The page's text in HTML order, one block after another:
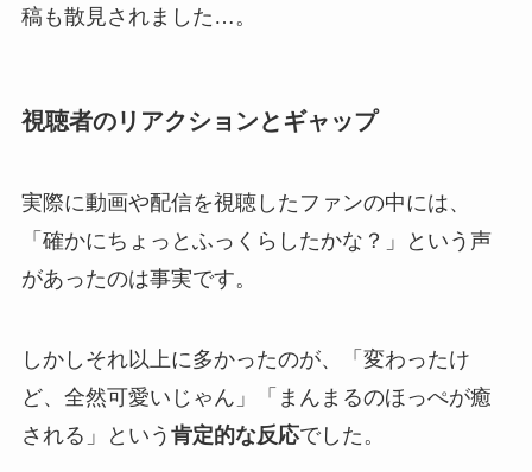
稿も散見されました…。
視聴者のリアクションとギャップ
実際に動画や配信を視聴したファンの中には、
「確かにちょっとふっくらしたかな？」という声
があったのは事実です。
しかしそれ以上に多かったのが、「変わったけ
ど、全然可愛いじゃん」「まんまるのほっぺが癒
される」という 肯定的な反応でした。